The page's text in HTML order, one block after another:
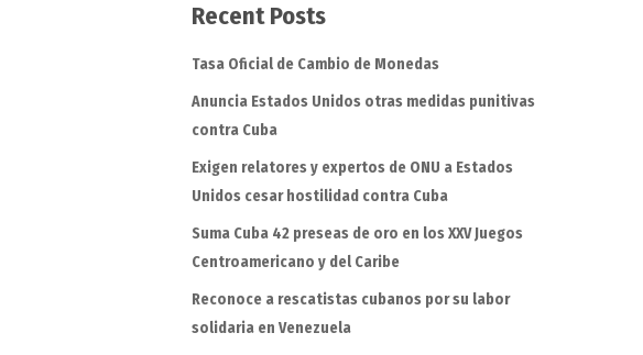
Recent Posts
Tasa Oficial de Cambio de Monedas
Anuncia Estados Unidos otras medidas punitivas
contra Cuba
Exigen relatores y expertos de ONU a Estados
Unidos cesar hostilidad contra Cuba
Suma Cuba 42 preseas de oro en los XXV Juegos
Centroamericano y del Caribe
Reconoce a rescatistas cubanos por su labor
solidaria en Venezuela